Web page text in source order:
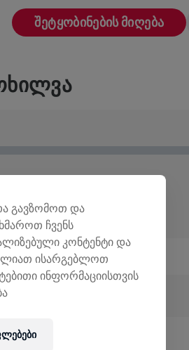
ᲨᲔᲢᲧᲝᲑᲘᲜᲔᲑᲘᲡ ᲛᲘᲦᲔᲑᲐ
გავზომოთ და
ჩვენს
კონტენტი და
ისარგებლოთ
ინფორმაციისთვის